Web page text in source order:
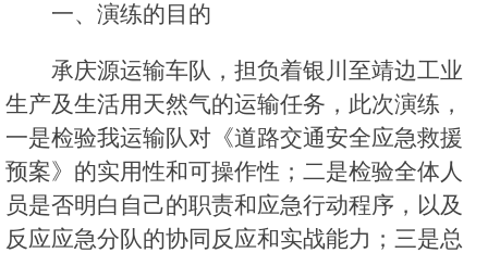
一、演练的目的
承庆源运输车队，担负着银川至靖边工业
生产及生活用天然气的运输任务，此次演练，
一是检验我运输队对《道路交通安全应急救援
预案》的实用性和可操作性；二是检验全体人
员是否明白自己的职责和应急行动程序，以及
反应应急分队的协同反应和实战能力；三是总